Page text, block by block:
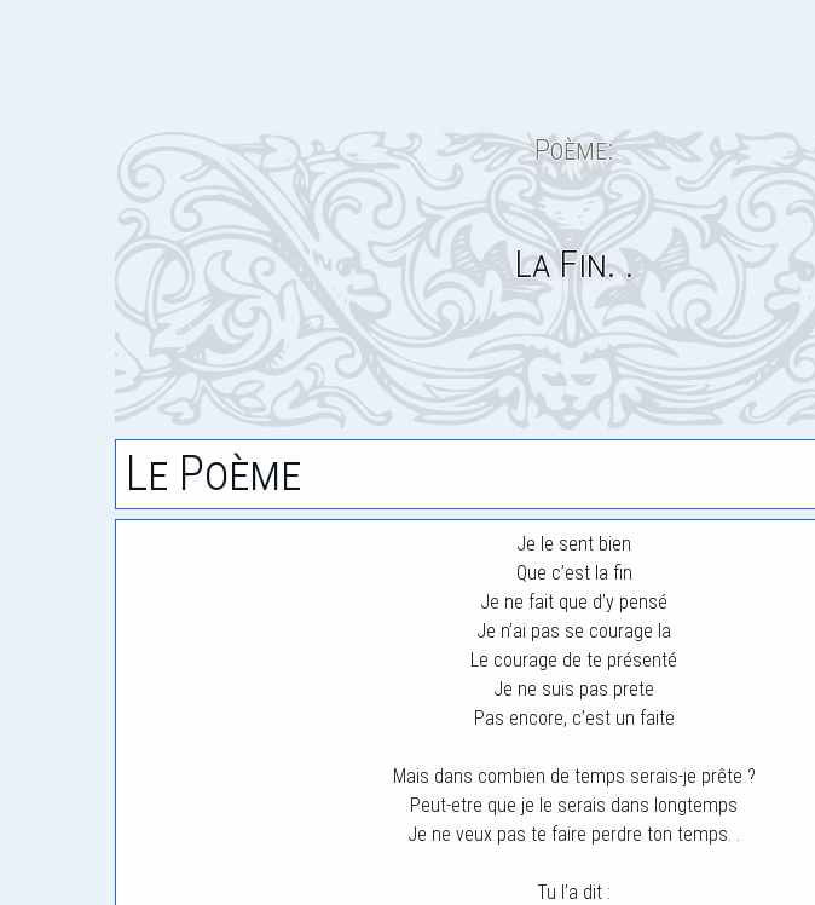
Poème:
La Fin. .
Le Poème
Je le sent bien
Que c’est la fin
Je ne fait que d’y pensé
Je n’ai pas se courage la
Le courage de te présenté
Je ne suis pas prete
Pas encore, c’est un faite
Mais dans combien de temps serais-je prête ?
Peut-etre que je le serais dans longtemps
Je ne veux pas te faire perdre ton temps. .
Tu l’a dit :